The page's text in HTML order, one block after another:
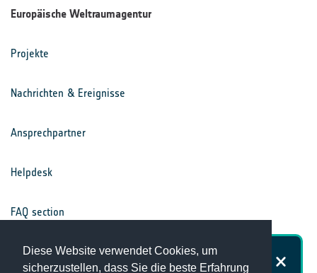
Diese Website verwendet Cookies, um
sicherzustellen, dass Sie die beste Erfahrung
Europäische Weltraumagentur
Projekte
Nachrichten & Ereignisse
Ansprechpartner
Helpdesk
FAQ section
Nutzungsbedingungen
Wie zufrieden sind Sie mit der